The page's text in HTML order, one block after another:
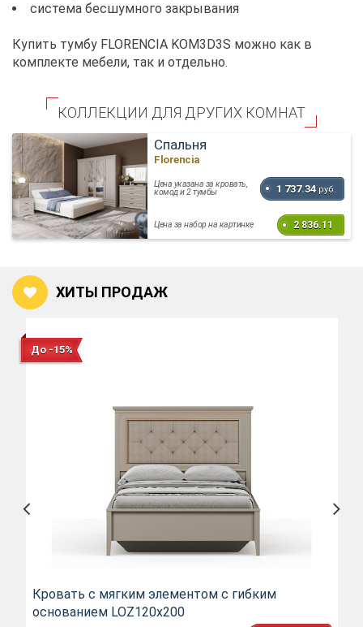
система бесшумного закрывания
Купить тумбу FLORENCIA KOM3D3S можно как в
комплекте мебели, так и отдельно.
КОЛЛЕКЦИИ ДЛЯ ДРУГИХ КОМНАТ
Спальня
Florencia
Цена указана за кровать,
комод и 2 тумбы 1 737.34 руб.
Цена за набор на картинке 2 836.11
ХИТЫ ПРОДАЖ
До -15%
Кровать с мягким элементом c гибким
основанием LOZ120х200